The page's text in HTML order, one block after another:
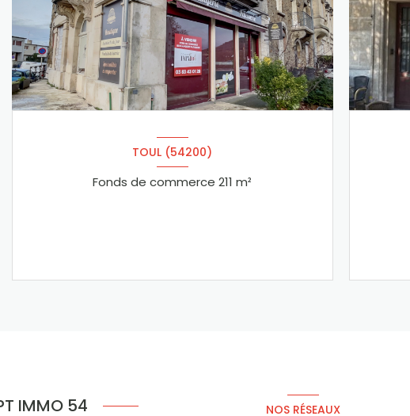
TOUL (54200)
Fonds de commerce 211 m²
IMMO 54 NOS RÉSEAUX